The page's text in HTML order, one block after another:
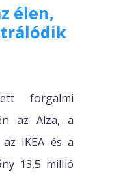
élen,
forgalmi
az Alza, a
IKEA és a
13,5 millió